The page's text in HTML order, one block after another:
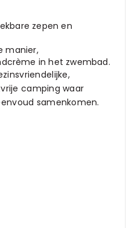
zepen en
manier,
in het zwembad.
camping waar
samenkomen.